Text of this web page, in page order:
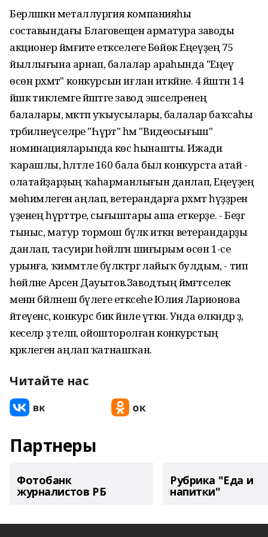
Берләшкән металлургия компанияһы
составындағы Благовещен арматура заводы
акционер йәмғиәте етәкселеге Бөйөк Еңеүҙең 75
йыллығына арнап, балалар араһында "Еңеү
өсөн рәхмәт" конкурсын иғлан иткәйне. 4 йәштән 14
йәшкә тиклемге йәштәге завод эшселәренең
балалары, мәктәп уҡыусылары, балалар баҡсаһы
тәрбиәләнеүселәре "Һүрәт" һәм "Видеосығыш"
номинацияларында көс һынашты. Ижади
ҡарашлы, һәләтле 160 бала был конкурста атай -
олатайҙарҙың ҡаһарманлығын данлап, Еңеүҙең
мөһимлеген аңлап, ветерандарға рәхмәт һүҙҙәрен
үҙенең һүрәттәре, сығыштары аша еткерҙе. - Беҙгә
тыныс, матур тормош бүләк иткән ветерандарҙы
данлап, тасуири һөйләгән шиғырым өсөн 1-се
урынға, ҡиммәтле бүләктәргә лайыҡ булдым, - тип
һөйләне Арсен Дауытов.Заводтың йәмәғәтселек
менән бәйләнеш бүлеге етәксеһе Юлия Ларионова
әйтеүенсә, конкурс бик йәнле үткән. Унда өлкәндәр ҙә,
кеселәр ҙә теләп, ойошторолған конкурстың
кәрәклеген аңлап ҡатнашҡан.
Читайте нас
Партнеры
Фотобанк
журналистов РБ
Рубрика "Еда и
напитки"